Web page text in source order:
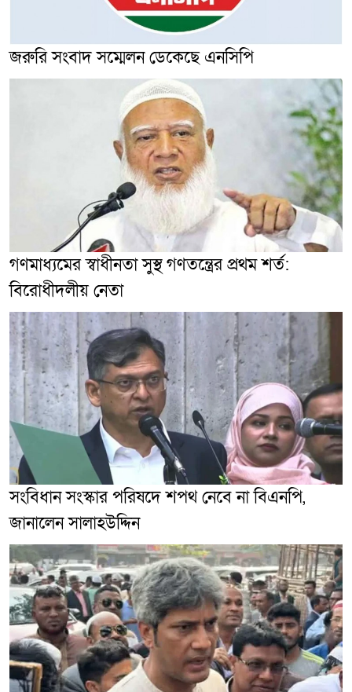
জরুরি সংবাদ সম্মেলন ডেকেছে এনসিপি
গণমাধ্যমের স্বাধীনতা সুস্থ গণতন্ত্রের প্রথম শর্ত:
বিরোধীদলীয় নেতা
সংবিধান সংস্কার পরিষদে শপথ নেবে না বিএনপি,
জানালেন সালাহউদ্দিন